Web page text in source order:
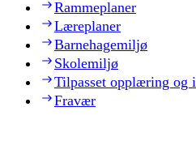
Rammeplaner
Læreplaner
Barnehagemiljø
Skolemiljø
Tilpasset opplæring og
Fravær